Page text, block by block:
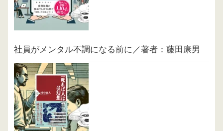
社員がメンタル不調になる前に／著者：藤田康男